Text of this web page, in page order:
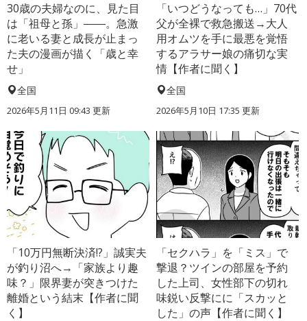
30歳の夫婦なのに、見た目
は「祖母と孫」――。急激
に老いる妻と成長が止まっ
た夫の漫画が描く「歳と幸
せ」
全国
2026年5月11日 09:43 更新
「いつどうなっても…」70代
父が全裸で救急搬送→大人
用オムツを手に最悪を覚悟
するアラサー娘の痛切な実
情【作者に聞く】
全国
2026年5月10日 17:35 更新
「10万円無断決済!?」誠実夫
が釣り沼へ→「家族より趣
味？」限界妻が突きつけた
離婚という結末【作者に聞
く】
「セクハラ」を「ミス」で
撃退？ツインの部屋を予約
した上司、女性部下の切れ
味鋭い反撃にに「スカッと
した」の声【作者に聞く】